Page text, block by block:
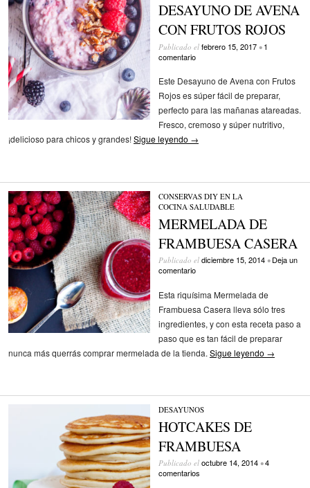
DESAYUNO DE AVENA
CON FRUTOS ROJOS
Publicado el febrero 15, 2017 • 1
comentario
Este Desayuno de Avena con Frutos
Rojos es súper fácil de preparar,
perfecto para las mañanas atareadas.
Fresco, cremoso y súper nutritivo,
¡delicioso para chicos y grandes!Sigue leyendo →
CONSERVAS/DIY EN LA
COCINA/SALUDABLE
MERMELADA DE
FRAMBUESA CASERA
Publicado el diciembre 15, 2014 • Deja un
comentario
Esta riquísima Mermelada de
Frambuesa Casera lleva sólo tres
ingredientes, y con esta receta paso a
paso que es tan fácil de preparar
nunca más querrás comprar mermelada de la tienda. Sigue leyendo →
DESAYUNOS
HOTCAKES DE
FRAMBUESA
Publicado el octubre 14, 2014 •4
comentarios